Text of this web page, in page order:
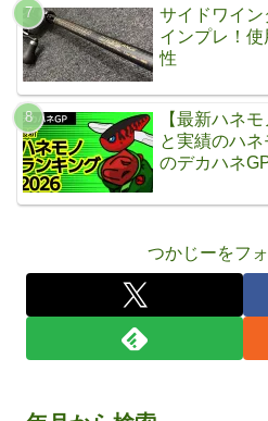
サイドワイ
インプレ！
性
【最新ハネ
と実績のハ
のデカハネ
つかじーをフ